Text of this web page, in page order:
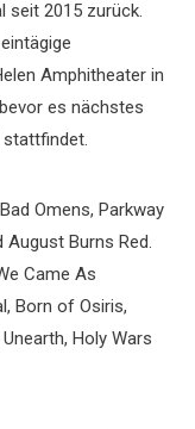
seit 2015 zurück.
Amphitheater in
es nächstes
stattfindet.
Omens, Parkway
August Burns Red.
Came As
Born of Osiris,
Holy Wars